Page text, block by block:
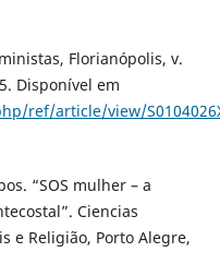
Florianópolis, v.
Disponível em
ref/article/view/
“SOS mulher – a
Ciencias
e Religião, Porto Alegre,